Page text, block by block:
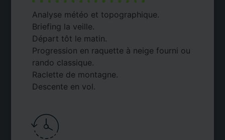
Analyse météo et topographique.
Briefing la veille.
Départ tôt le matin.
Progression en raquette à neige fourni ou
rando classique.
Raclette de montagne.
Descente en vol.